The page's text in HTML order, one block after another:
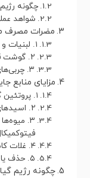
چگونه
شواهد
مضرات مصرف
۱. لبنیات و آکنه
۲. گوشت قرمز و فرآوری‌شده، التهاب و سلامت پوست
۳. چربی‌های اشباع، فرآوری‌شده و بار گلیسمی بالا
مزایای منابع
۱. پروتئین گیاهی
۲. اسیدهای چرب امگا-۳، مغزها و دانه‌ها
۳.
۴. غلات کامل و فیبر، بهبود میکروبیوم روده و پوست
۵. حذف یا کاهش محصولاتی با اثر منفی
چگونه رژیم